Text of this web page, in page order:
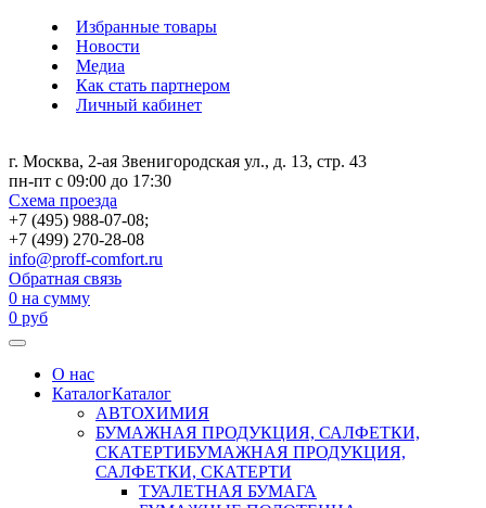
Избранные товары
Новости
Медиа
Как стать партнером
Личный кабинет
г. Москва, 2-ая Звенигородская ул., д. 13, стр. 43
пн-пт с 09:00 до 17:30
Схема проезда
+7 (495) 988-07-08;
+7 (499) 270-28-08
info@proff-comfort.ru
Обратная связь
0 на сумму
0 руб
О нас
КаталогКаталог
АВТОХИМИЯ
БУМАЖНАЯ ПРОДУКЦИЯ, САЛФЕТКИ,
СКАТЕРТИБУМАЖНАЯ ПРОДУКЦИЯ,
САЛФЕТКИ, СКАТЕРТИ
ТУАЛЕТНАЯ БУМАГА